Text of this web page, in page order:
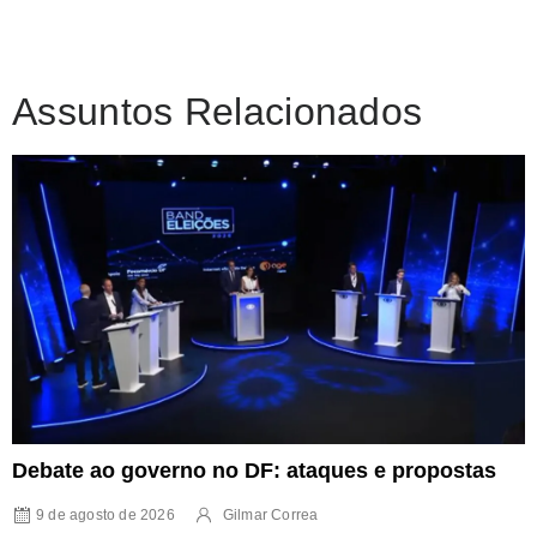
Assuntos Relacionados
Debate ao governo no DF: ataques e propostas
9 de agosto de 2026 Gilmar Correa